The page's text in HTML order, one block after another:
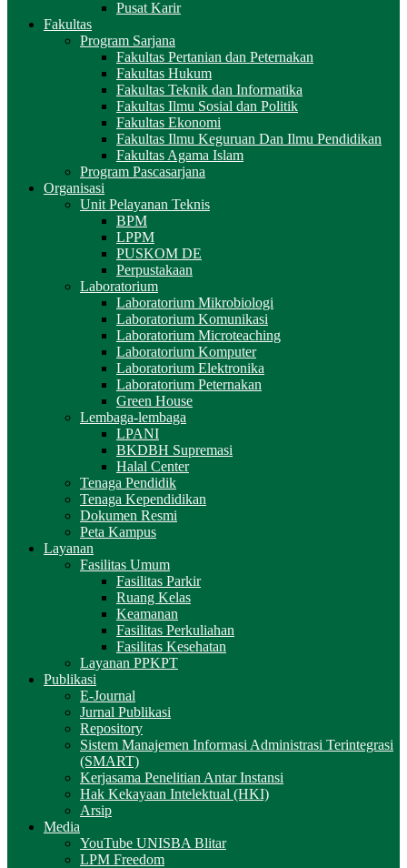
Pusat Karir
Fakultas
Program Sarjana
Fakultas Pertanian dan Peternakan
Fakultas Hukum
Fakultas Teknik dan Informatika
Fakultas Ilmu Sosial dan Politik
Fakultas Ekonomi
Fakultas Ilmu Keguruan Dan Ilmu Pendidikan
Fakultas Agama Islam
Program Pascasarjana
Organisasi
Unit Pelayanan Teknis
BPM
LPPM
PUSKOM DE
Perpustakaan
Laboratorium
Laboratorium Mikrobiologi
Laboratorium Komunikasi
Laboratorium Microteaching
Laboratorium Komputer
Laboratorium Elektronika
Laboratorium Peternakan
Green House
Lembaga-lembaga
LPANI
BKDBH Supremasi
Halal Center
Tenaga Pendidik
Tenaga Kependidikan
Dokumen Resmi
Peta Kampus
Layanan
Fasilitas Umum
Fasilitas Parkir
Ruang Kelas
Keamanan
Fasilitas Perkuliahan
Fasilitas Kesehatan
Layanan PPKPT
Publikasi
E-Journal
Jurnal Publikasi
Repository
Sistem Manajemen Informasi Administrasi Terintegrasi
(SMART)
Kerjasama Penelitian Antar Instansi
Hak Kekayaan Intelektual (HKI)
Arsip
Media
YouTube UNISBA Blitar
LPM Freedom